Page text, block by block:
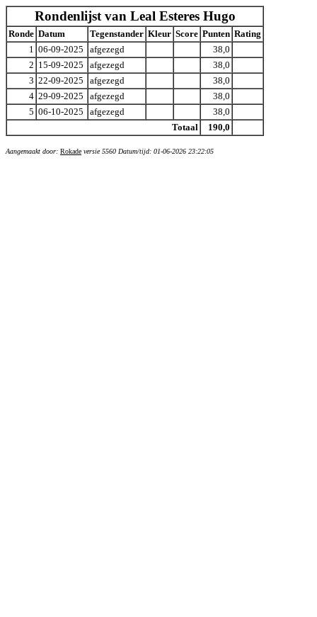
Rondenlijst van Leal Esteres Hugo
Ronde Datum Tegenstander Kleur Score Punten Rating
1 06-09-2025 afgezegd
38,0
2 15-09-2025 afgezegd
38,0
3 22-09-2025 afgezegd
38,0
4 29-09-2025 afgezegd
38,0
5 06-10-2025 afgezegd
38,0
Totaal
190,0
Aangemaakt door: Rokade versie 5560 Datum/tijd: 01-06-2026 23:22:05